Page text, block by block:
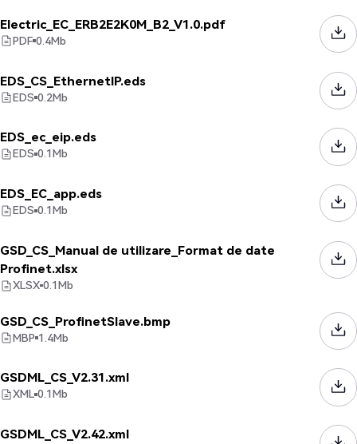
Electric_EC_ERB2E2K0M_B2_V1.0.pdf
PDF 0.4Mb
EDS_CS_EthernetIP.eds
EDS 0.2Mb
EDS_ec_eip.eds
EDS 0.1Mb
EDS_EC_app.eds
EDS 0.1Mb
GSD_CS_Manual de utilizare_Format de date
Profinet.xlsx
XLSX 0.1Mb
GSD_CS_ProfinetSlave.bmp
MBP 1.4Mb
GSDML_CS_V2.31.xml
XML 0.1Mb
GSDML_CS_V2.42.xml